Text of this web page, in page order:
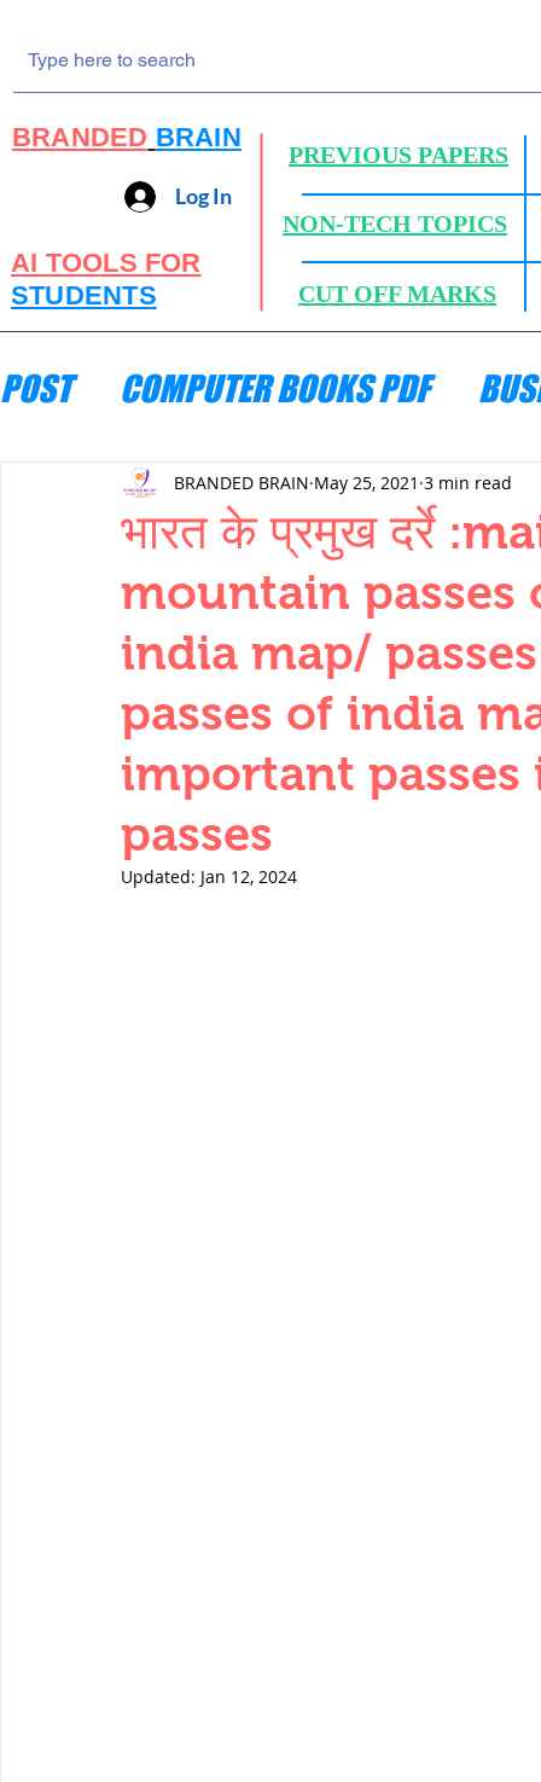
BRANDED BRAIN
PREVIOUS PAPERS
Log In
NON-TECH TOPICS
AI TOOLS FOR
STUDENTS
CUT OFF MARKS
POST COMPUTER BOOKS PDF
ENGINEERING MECHANICS
THERMODYNAMICS QUANTITIES
SERIES CIRCUITS BUILDING
SOIL MECHANICS AND FOUNDATION
हड़प्पा : HARAPPA / INDUS VALLEY
भारत के प्रमुख दर्रे
mountain passes
india map/
passes of india
important
passes
BRANDED BRAIN May 25, 2021 3 min read
Updated: Jan 12, 2024